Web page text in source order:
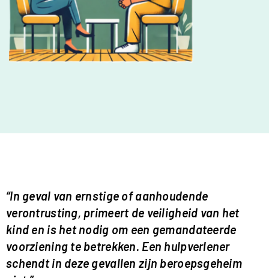
“In geval van ernstige of aanhoudende
verontrusting, primeert de veiligheid van het
kind en is het nodig om een gemandateerde
voorziening te betrekken. Een hulpverlener
schendt in deze gevallen zijn beroepsgeheim